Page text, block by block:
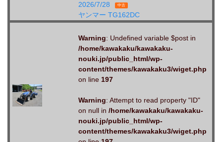
2026/7/28
中古
ヤンマー TG162DC
Warning: Undefined variable $post in
/home/kawakaku/kawakaku-
nouki.jp/public_html/wp-
content/themes/kawakaku3/wiget.php
on line 197
Warning: Attempt to read property "ID"
on null in /home/kawakaku/kawakaku-
nouki.jp/public_html/wp-
content/themes/kawakaku3/wiget.php